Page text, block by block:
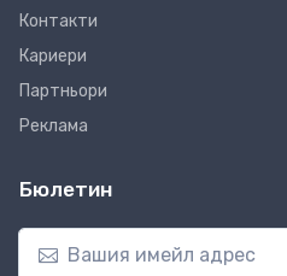
Контакти
Кариери
Партньори
Реклама
Бюлетин